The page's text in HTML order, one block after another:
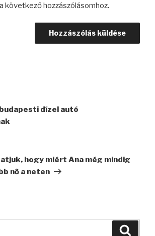
következő hozzászólásomhoz.
dízel autó
hogy miért Ana még mindig
nő a neten